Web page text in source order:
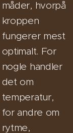
måder, hvorpå
kroppen
fungerer mest
optimalt. For
nogle handler
det om
temperatur,
for andre om
rytme,